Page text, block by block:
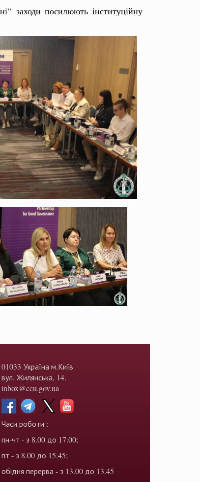
заходи посилюють інституційну
01033 Україна м.Київ
вул. Жилянська, 14.
inbox@ccu.gov.ua
Часи роботи :
пн-чт - з 8.00 до 17.00;
пт - з 8.00 до 15.45;
обідня перерва - з 13.00 до 13.45